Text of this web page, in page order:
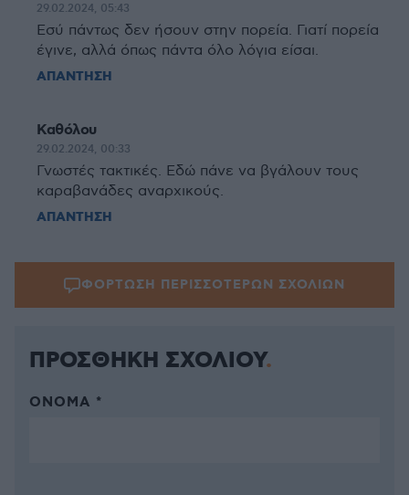
29.02.2024, 05:43
Εσύ πάντως δεν ήσουν στην πορεία. Γιατί πορεία
έγινε, αλλά όπως πάντα όλο λόγια είσαι.
ΑΠΑΝΤΗΣΗ
Καθόλου
29.02.2024, 00:33
Γνωστές τακτικές. Εδώ πάνε να βγάλουν τους
καραβανάδες αναρχικούς.
ΑΠΑΝΤΗΣΗ
ΦΟΡΤΩΣΗ ΠΕΡΙΣΣΟΤΕΡΩΝ ΣΧΟΛΙΩΝ
ΠΡΟΣΘΗΚΗ ΣΧΟΛΙΟΥ
ΌΝΟΜΑ *